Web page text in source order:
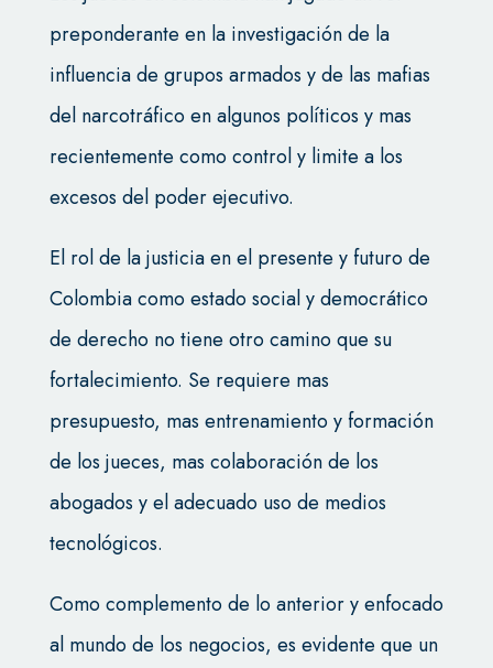
preponderante en la investigación de la
influencia de grupos armados y de las mafias
del narcotráfico en algunos políticos y mas
recientemente como control y limite a los
excesos del poder ejecutivo.
El rol de la justicia en el presente y futuro de
Colombia como estado social y democrático
de derecho no tiene otro camino que su
fortalecimiento. Se requiere mas
presupuesto, mas entrenamiento y formación
de los jueces, mas colaboración de los
abogados y el adecuado uso de medios
tecnológicos.
Como complemento de lo anterior y enfocado
al mundo de los negocios, es evidente que un